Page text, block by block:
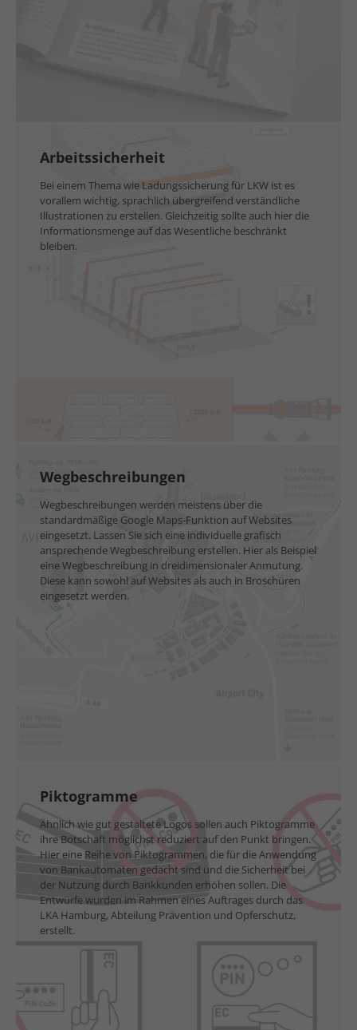
Arbeitssicherheit
Bei einem Thema wie Ladungssicherung für LKW ist es
vorallem wichtig, sprachlich übergreifend verständliche
Illustrationen zu erstellen. Gleichzeitig sollte auch hier die
Informationsmenge auf das Wesentliche beschränkt
bleiben.
Wegbeschreibungen
Wegbeschreibungen werden meistens über die
standardmäßige Google Maps-Funktion auf Websites
eingesetzt. Lassen Sie sich eine individuelle grafisch
ansprechende Wegbeschreibung erstellen. Hier als Beispiel
eine Wegbeschreibung in dreidimensionaler Anmutung.
Diese kann sowohl auf Websites als auch in Broschüren
eingesetzt werden.
Piktogramme
Ähnlich wie gut gestaltete Logos sollen auch Piktogramme
ihre Botschaft möglichst reduziert auf den Punkt bringen.
Hier eine Reihe von Piktogrammen, die für die Anwendung
von Bankautomaten gedacht sind und die Sicherheit bei
der Nutzung durch Bankkunden erhöhen sollen. Die
Entwürfe wurden im Rahmen eines Auftrages durch das
LKA Hamburg, Abteilung Prävention und Opferschutz,
erstellt.